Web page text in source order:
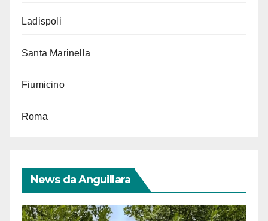
Ladispoli
Santa Marinella
Fiumicino
Roma
News da Anguillara